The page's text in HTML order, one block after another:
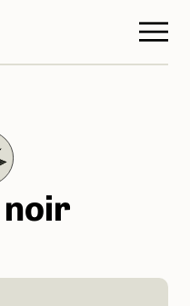
noir